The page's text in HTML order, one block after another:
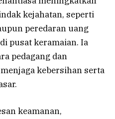
kejahatan, seperti
peredaran uang
pusat keramaian. Ia
pedagang dan
kebersihan serta
keamanan,